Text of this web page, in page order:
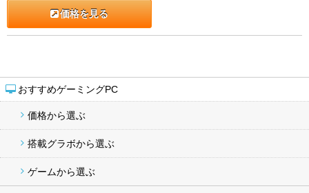
おすすめゲーミングPC
価格から選ぶ
搭載グラボから選ぶ
ゲームから選ぶ
価格を見る